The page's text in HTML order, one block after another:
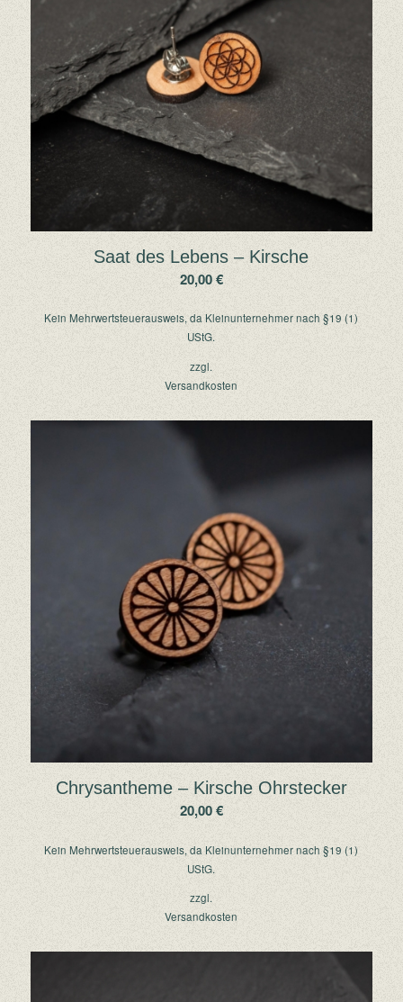
Saat des Lebens – Kirsche
20,00€
Kein Mehrwertsteuerausweis, da Kleinunternehmer nach §19 (1)
UStG.
zzgl.
Versandkosten
Chrysantheme – Kirsche Ohrstecker
20,00€
Kein Mehrwertsteuerausweis, da Kleinunternehmer nach §19 (1)
UStG.
zzgl.
Versandkosten